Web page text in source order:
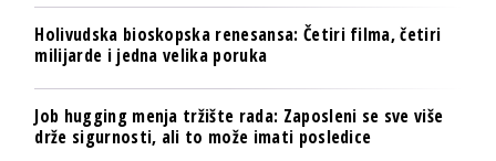
Holivudska bioskopska renesansa: Četiri filma, četiri
milijarde i jedna velika poruka
Job hugging menja tržište rada: Zaposleni se sve više
drže sigurnosti, ali to može imati posledice